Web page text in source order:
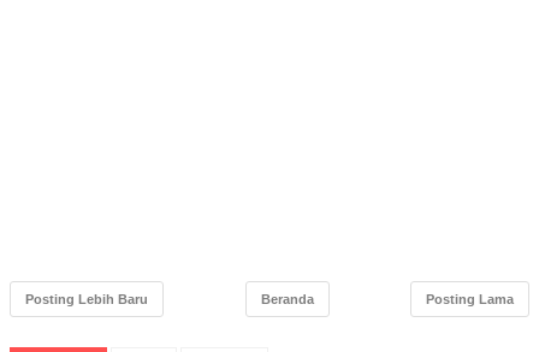
Posting Lebih Baru Posting Lama
Beranda